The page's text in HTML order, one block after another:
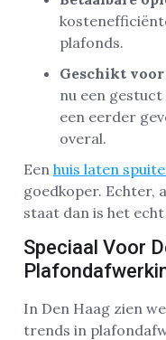
plafonds.
Geschikt
nu een
een eerder
overal.
Een huis laten
goedkoper. Echter,
staat dan is het
Speciaal Voor
In Den Haag zien
trends in